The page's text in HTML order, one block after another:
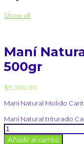
Show all
Maní
500gr
$9,300.00
Maní Natural Molido
Maní Natural triturado
Añadir al carrito